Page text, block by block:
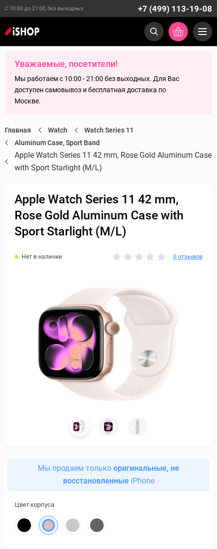
С 10:00 до 21:00, без выходных +7 (499) 113-19-08
Уважаемые, посетители!
Мы работаем с 10:00 - 21:00 без выходных. Для Вас
доступен самовывоз и бесплатная доставка по
Москве.
Главная Watch
Watch Series 11
Aluminum Case, Sport Band
Apple Watch Series 11 42 mm, Rose Gold Aluminum Case
with Sport Starlight (M/L)
Apple Watch Series 11 42 mm,
Rose Gold Aluminum Case with
Sport Starlight (M/L)
Нет в наличии 0 отзывов
Мы продаем только оригинальные, не
восстановленныеiPhone
Цвет корпуса